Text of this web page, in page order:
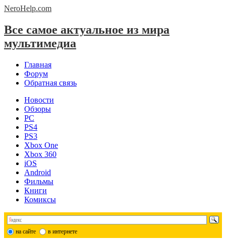
NeroHelp.com
Все самое актуальное из мира
мультимедиа
Главная
Форум
Обратная связь
Новости
Обзоры
PC
PS4
PS3
Xbox One
Xbox 360
iOS
Android
Фильмы
Книги
Комиксы
на сайте в интернете